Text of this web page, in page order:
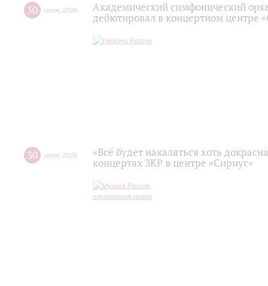
30 июля 2026
Академический симфонический
дебютировал в концертном центре
30 июля 2026
«Всё будет накаляться хоть
концертах ЗКР в центре «Сириус»